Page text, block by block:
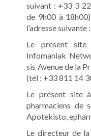
suivant : +33 3
de 9h00 à
l’adresse
Le présent
Infomaniak
sis Avenue de la
(tél : +33 811 14
Le présent site
pharmaciens de
Apotekisto,
Le directeur de